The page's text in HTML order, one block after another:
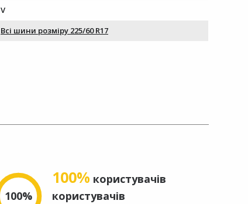
V
Всі шини розміру 225/60 R17
100%
100% користувачів
користувачів